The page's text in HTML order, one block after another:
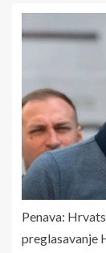
Penava:
preglasavanje